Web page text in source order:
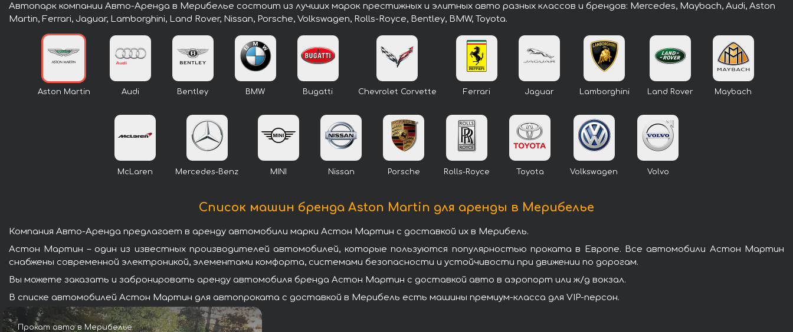
Автопарк компании Авто-Аренда в Мерибелье состоит из лучших марок престижных и элитных авто разных классов и брендов: Mercedes, Maybach, Audi, Aston
Martin, Ferrari, Jaguar, Lamborghini, Land Rover, Nissan, Porsche, Volkswagen, Rolls-Royce, Bentley, BMW, Toyota.
Aston Martin Audi Bentley BMW Bugatti Chevrolet Corvette Ferrari Jaguar Lamborghini Land Rover Maybach
McLaren Mercedes-Benz MINI Nissan Porsche Rolls-Royce Toyota Volkswagen Volvo
Список машин бренда Aston Martin для аренды в Мерибелье
Компания Авто-Аренда предлагает в аренду автомобили марки Астон Мартин с доставкой их в Мерибель.
Астон Мартин – один из известных производителей автомобилей, которые пользуются популярностью проката в Европе. Все автомобили Астон Мартин
снабжены современной электроникой, элементами комфорта, системами безопасности и устойчивости при движении по дорогам.
Вы можете заказать и забронировать аренду автомобиля бренда Астон Мартин с доставкой авто в аэропорт или ж/д вокзал.
В списке автомобилей Астон Мартин для автопроката с доставкой в Мерибель есть машины премиум-класса для VIP-персон.
Прокат авто в Мерибелье